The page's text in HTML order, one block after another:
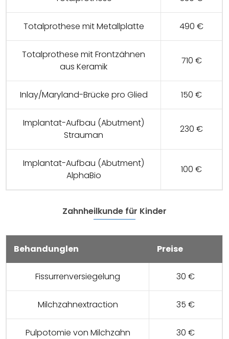
Totalprothese mit Metallplatte 490 €
Totalprothese mit Frontzähnen
aus Keramik
710 €
Inlay/Maryland-Brücke pro Glied 150 €
Implantat-Aufbau (Abutment)
Strauman
230 €
Implantat-Aufbau (Abutment)
AlphaBio
100 €
Zahnheilkunde für Kinder
Behandunglen Preise
Fissurrenversiegelung 30 €
Milchzahnextraction 35 €
Pulpotomie von Milchzahn 30 €